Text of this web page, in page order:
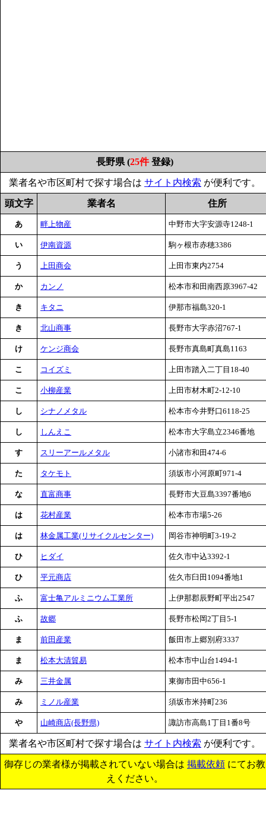
長野県 (25件登録)
業者名や市区町村で探す場合は サイト内検索 が便利です。
頭文字 業者名 住所
あ 畔上物産 中野市大字安源寺1248-1
い 伊南資源 駒ヶ根市赤穂3386
う 上田商会 上田市東内2754
か カンノ 松本市和田南西原3967-42
き キタニ 伊那市福島320-1
き 北山商事 長野市大字赤沼767-1
け ケンジ商会 長野市真島町真島1163
こ コイズミ 上田市踏入二丁目18-40
こ 小柳産業 上田市材木町2-12-10
し シナノメタル 松本市今井野口6118-25
し しんえこ 松本市大字島立2346番地
す スリーアールメタル 小諸市和田474-6
た タケモト 須坂市小河原町971-4
な 直富商事 長野市大豆島3397番地6
は 花村産業 松本市市場5-26
は 林金属工業(リサイクルセンター) 岡谷市神明町3-19-2
ひ ヒダイ 佐久市中込3392-1
ひ 平元商店 佐久市臼田1094番地1
ふ 富士亀アルミニウム工業所 上伊那郡辰野町平出2547
ふ 故郷 長野市松岡2丁目5-1
ま 前田産業 飯田市上郷別府3337
ま 松本大清貿易 松本市中山台1494-1
み 三井金属 東御市田中656-1
み ミノル産業 須坂市米持町236
や 山崎商店(長野県) 諏訪市高島1丁目1番8号
業者名や市区町村で探す場合は サイト内検索 が便利です。
御存じの業者様が掲載されていない場合は 掲載依頼 にてお教
えください。